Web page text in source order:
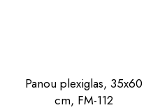
Panou plexiglas, 35x60
cm, FM-112